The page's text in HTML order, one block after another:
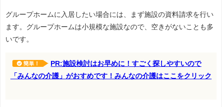
グループホームに入居したい場合には、まず施設の資料請求を行い
ます。グループホームは小規模な施設なので、空きがないことも多
いです。
簡単！
PR:施設検討はお早めに！すごく探しやすいので
「みんなの介護」がおすめです！みんなの介護はここをクリック